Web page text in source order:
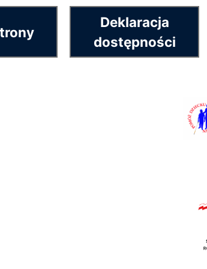
Deklaracja
dostępności